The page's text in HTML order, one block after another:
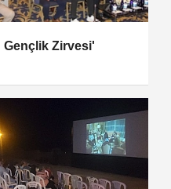
Gençlik Zirvesi'